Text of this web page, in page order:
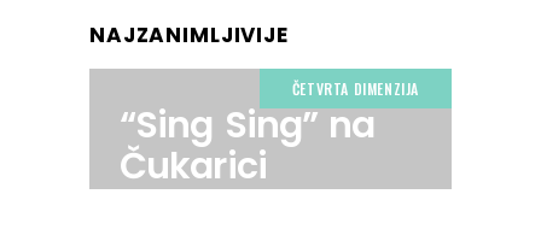
NAJZANIMLJIVIJE
ČETVRTA DIMENZIJA
“Sing Sing” na
Čukarici